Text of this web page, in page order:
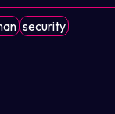
security